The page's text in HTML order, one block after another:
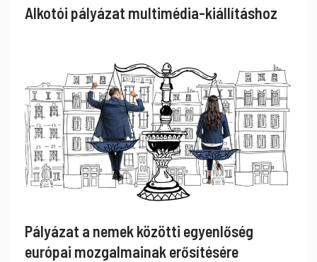
Alkotói pályázat multimédia-kiállításhoz
Pályázat a nemek közötti egyenlőség
európai mozgalmainak erősítésére